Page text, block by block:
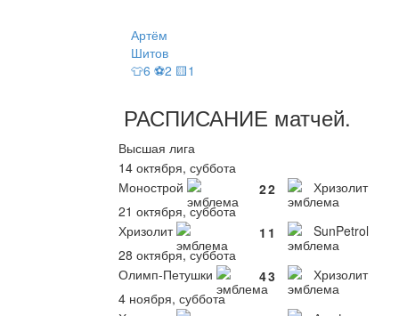
Артём
Шитов
👕6 ⚽2 🟨1
РАСПИСАНИЕ матчей.
Высшая лига
14 октября, суббота
Монострой
22 Хризолит
21 октября, суббота
Хризолит
1 1 SunPetrol
28 октября, суббота
Олимп-Петушки
43 Хризолит
4 ноября, суббота